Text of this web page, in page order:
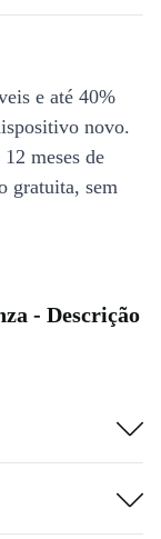
e até 40%
novo.
meses de
gratuita, sem
- Descrição